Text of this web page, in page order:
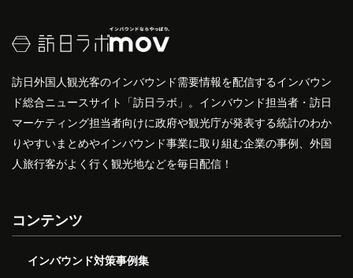
訪日外国人観光客のインバウンド需要情報を配信するインバウン
ド総合ニュースサイト「訪日ラボ」。インバウンド担当者・訪日
マーケティング担当者向けに政府や観光庁が発表する統計のわか
りやすいまとめやインバウンド事業に取り組む企業の事例、外国
人旅行客がよく行く観光地などを毎日配信！
コンテンツ
インバウンド対策事例集